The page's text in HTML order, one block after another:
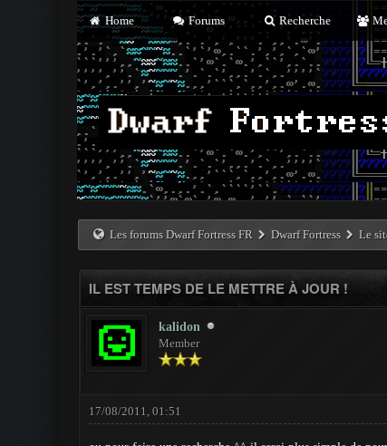
Home Forums Recherche
Les forums Dwarf Fortress FR Dwarf Fortress Le
IL EST TEMPS DE LE METTRE À JOUR !
kalidon
Member
17/08/2011, 01:51